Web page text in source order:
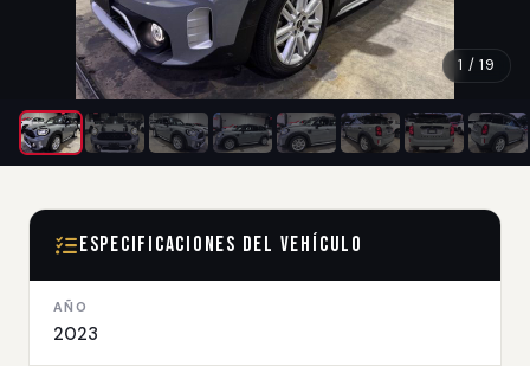
1 / 19
Especificaciones del Vehículo
AÑO
2023